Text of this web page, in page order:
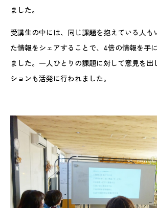
ました。
受講生の中には、同じ課題を抱えている人も
た情報をシェアすることで、4倍の情報を手
ました。一人ひとりの課題に対して意見を出
ションも活発に行われました。